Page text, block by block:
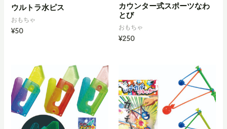
ウルトラ水ピス
おもちゃ
¥50
カウンター式スポーツなわ
とび
おもちゃ
¥250